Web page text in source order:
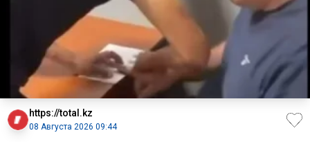
https://total.kz
08 Августа 2026 09:44